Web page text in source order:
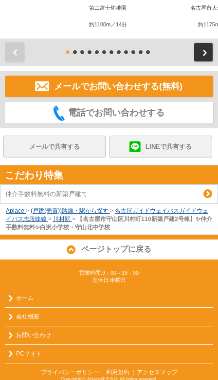
第二富士幼稚園
約1100m／14分
名古屋市
約
メールでお問い合わせする(無料)
電話でお問い合わせする
メールで共有する LINEで共有する
こだわり特集
仲介手数料無料の新築戸建て
Aplace > (戸建(売買))路線・駅から探す > 名古屋ガイドウェイバスガイドウェ
イバス志段味線 > 川村駅 >
【名古屋市守山区川村町110新築戸建2号棟】✨️仲介
手数料無料✨️白沢小学校・守山北中学校
ページトップに戻る
営業時間:9：00～19：00
定休日:水曜日
ホーム
会社概要
お問い合わせ
PCサイト
プライバシーポリシー ｜ 利用規約 ｜アクセスマップ
Copyright(c) Aplace株式会社 All rights reserved.